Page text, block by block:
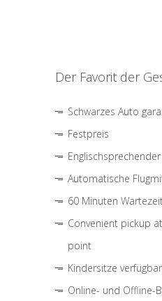
Der Favorit der
Schwarzes Auto
Festpreis
Automatische
60 Minuten
Convenient pickup
point
Kindersitze
Online- und Offline-